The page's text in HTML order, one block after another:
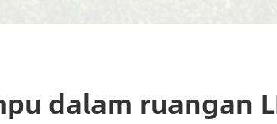
dalam ruangan